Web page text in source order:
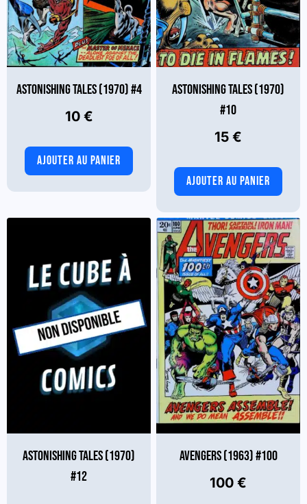
sur
la
page
du
ASTONISHING TALES (1970) #4
10 €
AJOUTER AU PANIER
ASTONISHING TALES (1970)
#10
15 €
AJOUTER AU PANIER
ASTONISHING TALES (1970)
#12
AVENGERS (1963) #100
100 €